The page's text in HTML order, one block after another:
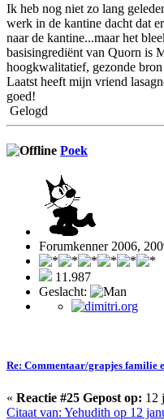
Ik heb nog niet zo lang
werk in de kantine dacht dat
naar de kantine...maar het
basisingrediënt van Quorn is
hoogkwalitatief, gezonde
Laatst heeft mijn vriend
goed!
Gelogd
Poek
Forumkenner 2006,
11.987
Geslacht:
Re: Commentaar/grapjes familie
« Reactie #25 Gepost op: 12
Citaat van: Yehudith op 12